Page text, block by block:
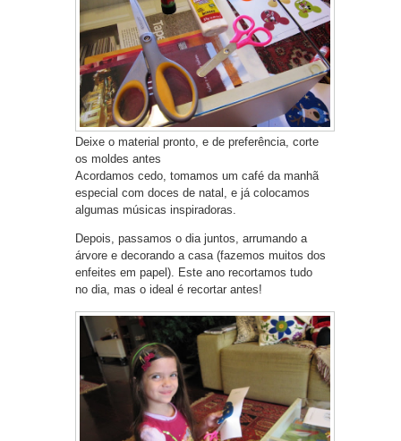
Deixe o material pronto, e de preferência, corte
os moldes antes
Acordamos cedo, tomamos um café da manhã
especial com doces de natal, e já colocamos
algumas músicas inspiradoras.
Depois, passamos o dia juntos, arrumando a
árvore e decorando a casa (fazemos muitos dos
enfeites em papel). Este ano recortamos tudo
no dia, mas o ideal é recortar antes!